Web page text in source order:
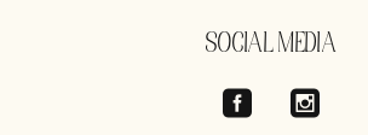
SOCIAL MEDIA